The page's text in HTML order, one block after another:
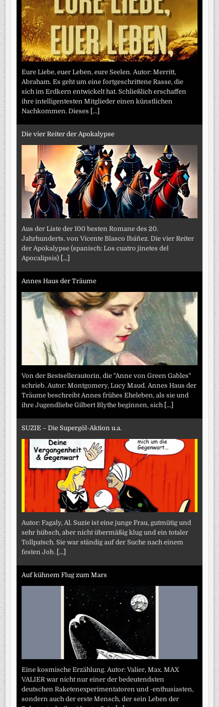
Eure Liebe, euer Leben, eure Seelen. Autor: Merritt,
Abraham. Es geht um eine fortgeschrittene Rasse, die
sich im Erdkern entwickelt hat. Schließlich erschaffen
ihre intelligentesten Mitglieder einen künstlichen
Nachkommen. Dieses [...]
Die vier Reiter der Apokalypse
Aus der Liste der 100 besten Romane des 20.
Jahrhunderts. von Vicente Blasco Ibáñez. Die vier Reiter
der Apokalypse (spanisch: Los cuatro jinetes del
Apocalipsis) [...]
Annes Haus der Träume
Von der Bestsellerautorin, die "Anne von Green Gables"
schrieb. Autor: Montgomery, Lucy Maud. Annes Haus der
Träume beschreibt Annes frühes Eheleben, als sie und
ihre Jugendliebe Gilbert Blythe beginnen, sich [...]
SUZIE – Die Supergöl-Aktion u.a.
Autor: Fagaly, Al. Suzie ist eine junge Frau, gutmütig und
sehr hübsch, aber nicht übermäßig klug und ein totaler
Tollpatsch. Sie war ständig auf der Suche nach einem
festen Job. [...]
Auf kühnem Flug zum Mars
Eine kosmische Erzählung. Autor: Valier, Max. MAX
VALIER war nicht nur einer der bedeutendsten
deutschen Raketenexperimentatoren und -enthusiasten,
sondern auch der erste Mensch, der sein Leben der